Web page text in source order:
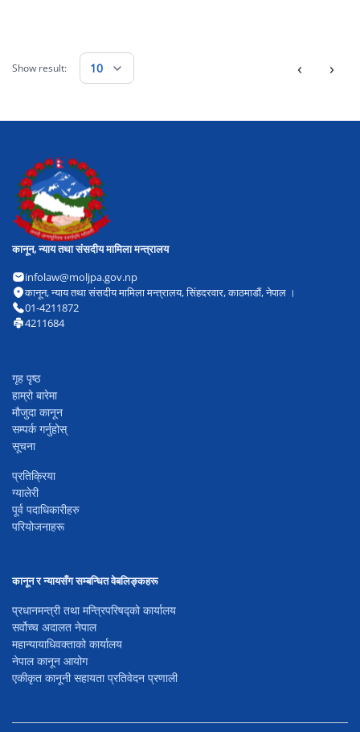
Show result: 10 ‹ ›
कानून, न्याय तथा संसदीय मामिला मन्त्रालय
infolaw@moljpa.gov.np
कानून, न्याय तथा संसदीय मामिला मन्त्रालय, सिंहदरवार, काठमाडौं, नेपाल ।
01-4211872
4211684
गृह पृष्ठ
हाम्रो बारेमा
मौजुदा कानून
सम्पर्क गर्नुहोस्
सूचना
प्रतिक्रिया
ग्यालेरी
पूर्व पदाधिकारीहरु
परियोजनाहरू
कानून र न्यायसँग सम्बन्धित वेबलिङ्कहरू
प्रधानमन्त्री तथा मन्त्रिपरिषद्को कार्यालय
सर्वोच्च अदालत नेपाल
महान्यायाधिवक्ताको कार्यालय
नेपाल कानून आयोग
एकीकृत कानूनी सहायता प्रतिवेदन प्रणाली